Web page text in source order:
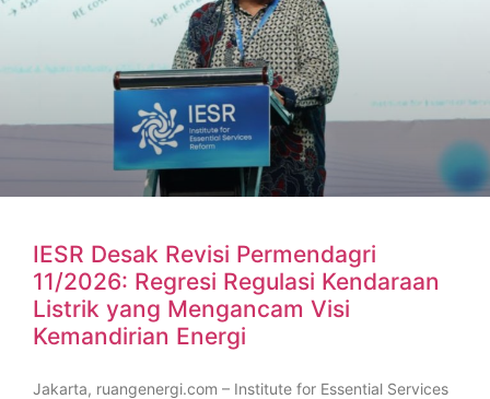
IESR Desak Revisi Permendagri
11/2026: Regresi Regulasi Kendaraan
Listrik yang Mengancam Visi
Kemandirian Energi
Jakarta, ruangenergi.com – Institute for Essential Services